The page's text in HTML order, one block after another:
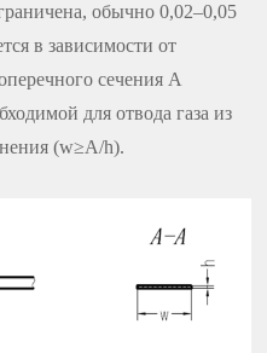
обычно 0,02–0,05
в зависимости от
сечения A
для отвода газа из
(w≥A/h).